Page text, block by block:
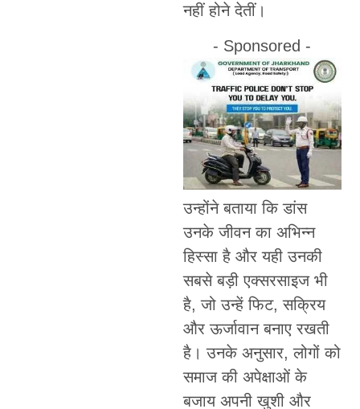
नहीं होने देतीं।
- Sponsored -
उन्होंने बताया कि डांस
उनके जीवन का अभिन्न
हिस्सा है और यही उनकी
सबसे बड़ी एक्सरसाइज भी
है, जो उन्हें फिट, सक्रिय
और ऊर्जावान बनाए रखती
है। उनके अनुसार, लोगों को
समाज की अपेक्षाओं के
बजाय अपनी खुशी और